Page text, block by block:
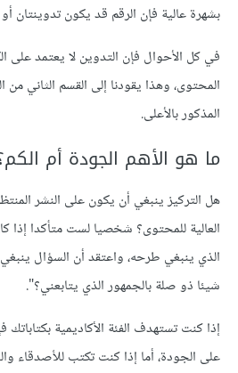
بشهرة عالية فإن الرقم قد يكون تدوينتان
في كل الأحوال فإن التدوين لا يعتمد
المحتوى، وهذا يقودنا إلى القسم الثاني
المذكور بالأعلى.
ما هو الأهم الجودة أم
هل التركيز ينبغي أن يكون على النشر
العالية للمحتوى؟ شخصيا لست متأكدا
الذي ينبغي طرحه، واعتقد أن السؤال
شيئا ذو صلة بالجمهور الذي يتابعني؟".
إذا كنت تستهدف الفئة الأكاديمية
على الجودة، أما إذا كنت تكتب للأصدقاء